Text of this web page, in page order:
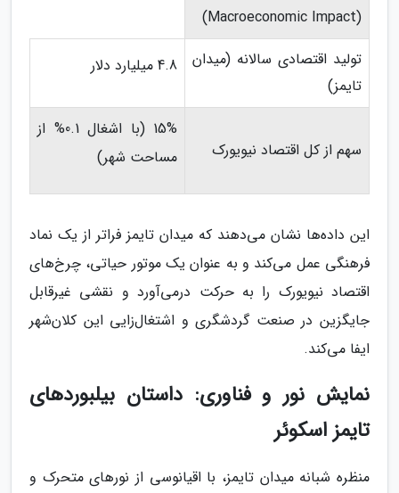
(Macroeconomic Impact)
تولید اقتصادی سالانه (میدان
تایمز)
4.8 میلیارد دلار
سهم از کل اقتصاد نیویورک
15% (با اشغال 0.1% از
مساحت شهر)
این داده‌ها نشان می‌دهند که میدان تایمز فراتر از یک نماد
فرهنگی عمل می‌کند و به عنوان یک موتور حیاتی، چرخ‌های
اقتصاد نیویورک را به حرکت درمی‌آورد و نقشی غیرقابل
جایگزین در صنعت گردشگری و اشتغال‌زایی این کلان‌شهر
ایفا می‌کند.
نمایش نور و فناوری: داستان بیلبوردهای
تایمز اسکوئر
منظره شبانه میدان تایمز، با اقیانوسی از نورهای متحرک و